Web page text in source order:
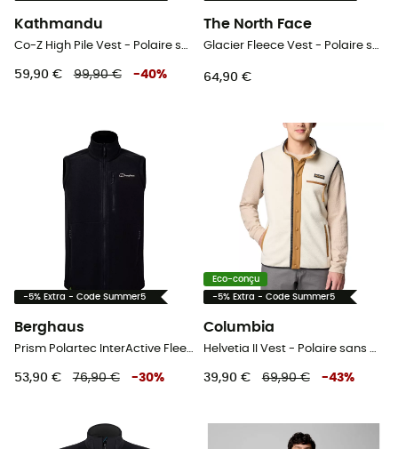
Kathmandu
Co-Z High Pile Vest - Polaire sans manches homme
59,90 € 99,90 € -40%
The North Face
Glacier Fleece Vest - Polaire sans manches homme
64,90 €
-5% Extra - Code Summer5
Berghaus
Prism Polartec InterActive Fleece Vest - Polaire sans manches homme
53,90 € 76,90 € -30%
Eco-conçu
-5% Extra - Code Summer5
Columbia
Helvetia II Vest - Polaire sans manches homme
39,90 € 69,90 € -43%